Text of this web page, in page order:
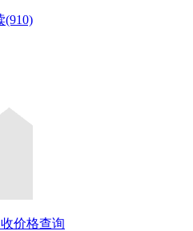
(910)
价格查询